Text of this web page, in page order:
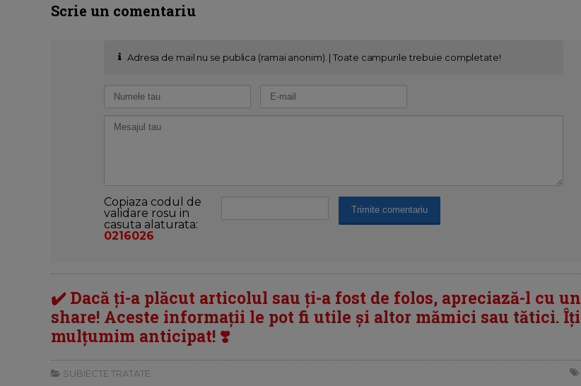
Scrie un comentariu
Adresa de mail nu se publica (ramai anonim). | Toate campurile trebuie completate!
Copiaza codul de
validare rosu in
casuta alaturata:
0216026
✔️ Dacă ți-a plăcut articolul sau ți-a fost de folos, apreciază-l cu un
share! Aceste informații le pot fi utile și altor mămici sau tătici. Îți
mulțumim anticipat! ❣️
SUBIECTE TRATATE: